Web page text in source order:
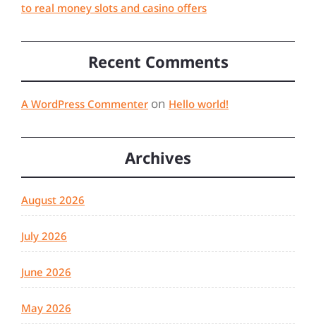
to real money slots and casino offers
Recent Comments
A WordPress Commenter on Hello world!
Archives
August 2026
July 2026
June 2026
May 2026